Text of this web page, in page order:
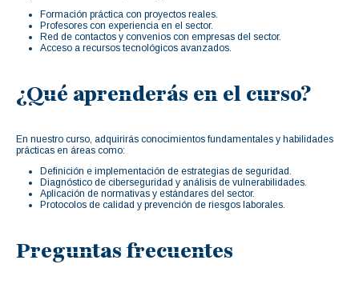
Formación práctica con proyectos reales.
Profesores con experiencia en el sector.
Red de contactos y convenios con empresas del sector.
Acceso a recursos tecnológicos avanzados.
¿Qué aprenderás en el curso?
En nuestro curso, adquirirás conocimientos fundamentales y habilidades
prácticas en áreas como:
Definición e implementación de estrategias de seguridad.
Diagnóstico de ciberseguridad y análisis de vulnerabilidades.
Aplicación de normativas y estándares del sector.
Protocolos de calidad y prevención de riesgos laborales.
Preguntas frecuentes